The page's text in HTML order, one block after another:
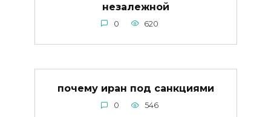
незалежной
0 620
почему иран под санкциями
0 546